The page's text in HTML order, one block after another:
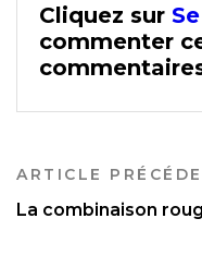
Cliquez sur
commenter
ARTICLE
La combinaison